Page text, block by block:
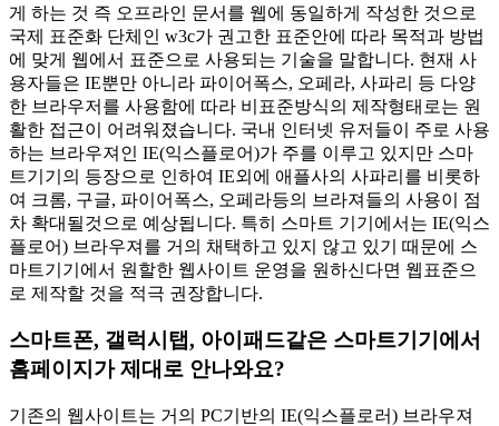
게 하는 것 즉 오프라인 문서를 웹에 동일하게 작성한 것으로
국제 표준화 단체인 w3c가 권고한 표준안에 따라 목적과 방법
에 맞게 웹에서 표준으로 사용되는 기술을 말합니다. 현재 사
용자들은 IE뿐만 아니라 파이어폭스, 오페라, 사파리 등 다양
한 브라우저를 사용함에 따라 비표준방식의 제작형태로는 원
활한 접근이 어려워졌습니다. 국내 인터넷 유저들이 주로 사용
하는 브라우져인 IE(익스플로어)가 주를 이루고 있지만 스마
트기기의 등장으로 인하여 IE외에 애플사의 사파리를 비롯하
여 크롬, 구글, 파이어폭스, 오페라등의 브라져들의 사용이 점
차 확대될것으로 예상됩니다. 특히 스마트 기기에서는 IE(익스
플로어) 브라우져를 거의 채택하고 있지 않고 있기 때문에 스
마트기기에서 원할한 웹사이트 운영을 원하신다면 웹표준으
로 제작할 것을 적극 권장합니다.
스마트폰, 갤럭시탭, 아이패드같은 스마트기기에서
홈페이지가 제대로 안나와요?
기존의 웹사이트는 거의 PC기반의 IE(익스플로러) 브라우져